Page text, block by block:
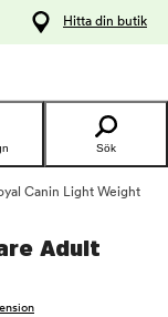
Hitta din butik
Sök
Canin Light Weight
Adult